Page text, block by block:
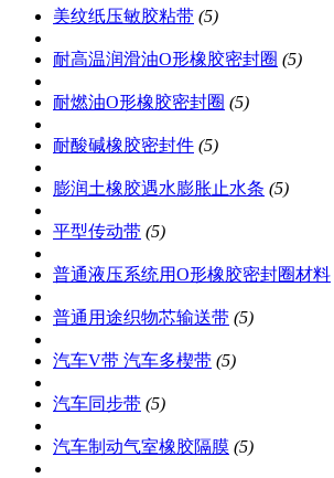
美纹纸压敏胶粘带 (5)
耐高温润滑油O形橡胶密封圈 (5)
耐燃油O形橡胶密封圈 (5)
耐酸碱橡胶密封件 (5)
膨润土橡胶遇水膨胀止水条 (5)
平型传动带 (5)
普通液压系统用O形橡胶密封圈材料
普通用途织物芯输送带 (5)
汽车V带 汽车多楔带 (5)
汽车同步带 (5)
汽车制动气室橡胶隔膜 (5)